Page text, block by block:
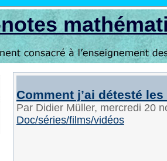
Comment j’ai détesté
Par Didier Müller, mercredi 20
Doc/séries/films/vidéos